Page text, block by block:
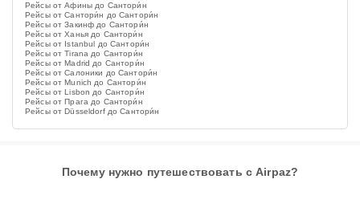
Рейсы от Афины до Сантори́н
Рейсы от Сантори́н до Сантори́н
Рейсы от Закинф до Сантори́н
Рейсы от Ханья до Сантори́н
Рейсы от Istanbul до Сантори́н
Рейсы от Tirana до Сантори́н
Рейсы от Madrid до Сантори́н
Рейсы от Салоники до Сантори́н
Рейсы от Munich до Сантори́н
Рейсы от Lisbon до Сантори́н
Рейсы от Прага до Сантори́н
Рейсы от Düsseldorf до Сантори́н
Почему нужно путешествовать с Airpaz?